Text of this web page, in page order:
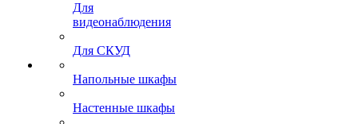
Для
видеонаблюдения
Для СКУД
Напольные шкафы
Настенные шкафы